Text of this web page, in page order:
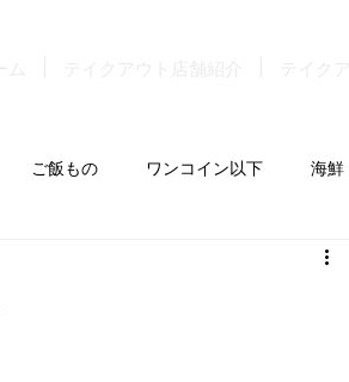
ご飯もの ワンコイン以下 海鮮